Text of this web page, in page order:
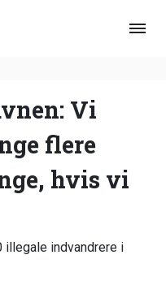
Vi
flere
hvis vi
illegale indvandrere i